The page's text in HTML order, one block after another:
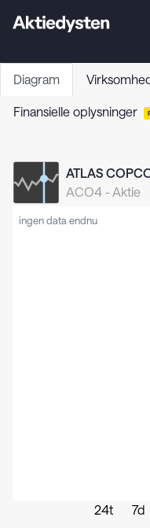
Diagram
Finansielle oplysninger
ATLAS
ACO4 -Aktie
ingen data endnu
24t 7d